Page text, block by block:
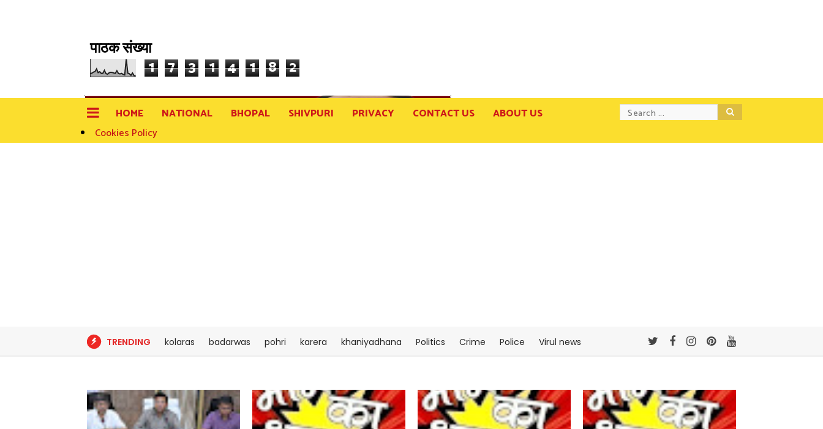
पाठक संख्या
1 7 3 1 4 1 8 2
HOME NATIONAL BHOPAL SHIVPURI PRIVACY CONTACT US
ABOUT US
Cookies Policy
TRENDING kolaras badarwas pohri karera khaniyadhana Politics Crime Police Virul news